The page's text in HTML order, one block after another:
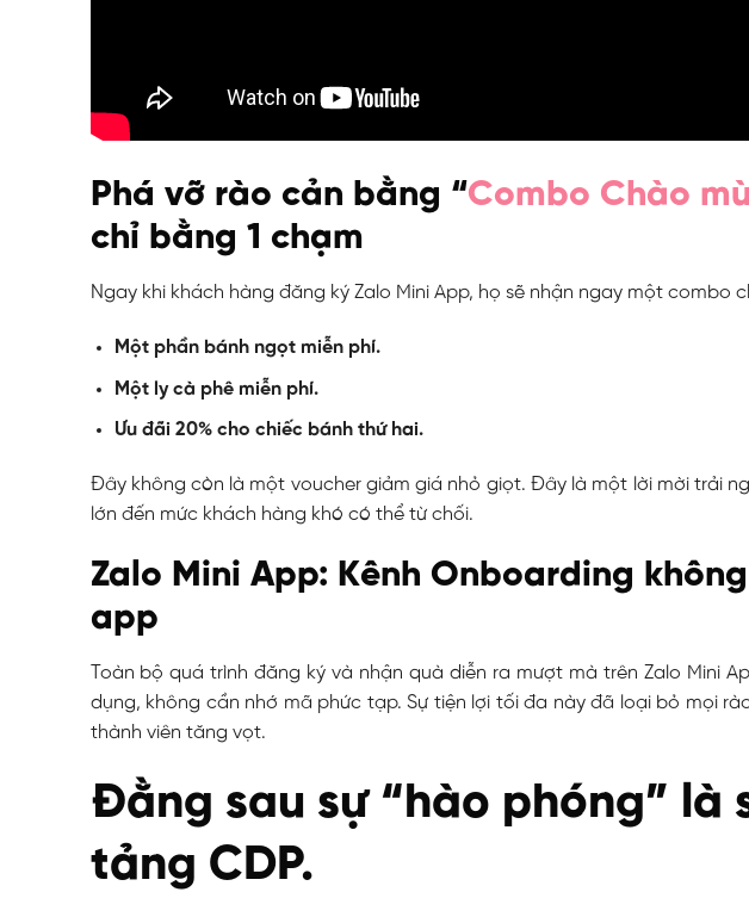
Phá vỡ rào cản bằng “Combo Chào
chỉ bằng 1 chạm
Ngay khi khách hàng đăng ký Zalo Mini App, họ sẽ nhận ngay một combo
Một phần bánh ngọt miễn phí.
Một ly cà phê miễn phí.
Ưu đãi 20% cho chiếc bánh thứ hai.
Đây không còn là một voucher giảm giá nhỏ giọt. Đây là một lời mời trải
lớn đến mức khách hàng khó có thể từ chối.
Zalo Mini App: Kênh Onboarding
app
Toàn bộ quá trình đăng ký và nhận quà diễn ra mượt mà trên Zalo Mini
dụng, không cần nhớ mã phức tạp. Sự tiện lợi tối đa này đã loại bỏ mọi
thành viên tăng vọt.
Đằng sau sự “hào phóng” là
tảng CDP.